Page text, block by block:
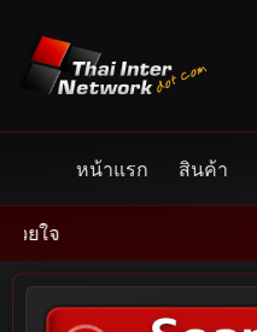
content
หน้าแรก สินค้า